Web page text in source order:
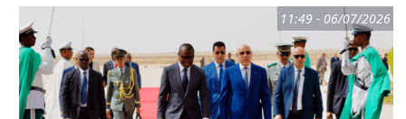
06/07/2026 - 11:49